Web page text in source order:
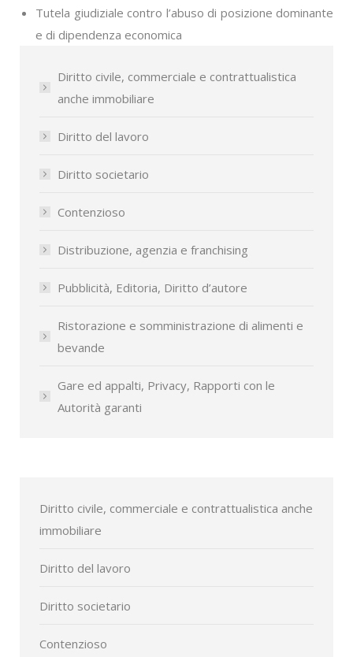
Tutela giudiziale contro l’abuso di posizione dominante
e di dipendenza economica
Diritto civile, commerciale e contrattualistica
anche immobiliare
Diritto del lavoro
Diritto societario
Contenzioso
Distribuzione, agenzia e franchising
Pubblicità, Editoria, Diritto d’autore
Ristorazione e somministrazione di alimenti e
bevande
Gare ed appalti, Privacy, Rapporti con le
Autorità garanti
Diritto civile, commerciale e contrattualistica anche
immobiliare
Diritto del lavoro
Diritto societario
Contenzioso